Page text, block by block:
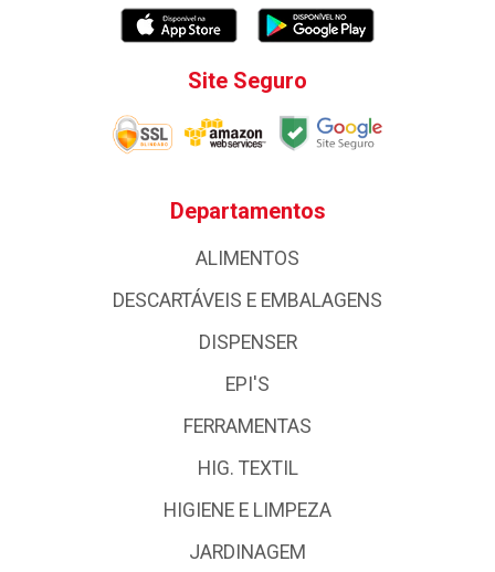
Site Seguro
Departamentos
ALIMENTOS
DESCARTÁVEIS E EMBALAGENS
DISPENSER
EPI'S
FERRAMENTAS
HIG. TEXTIL
HIGIENE E LIMPEZA
JARDINAGEM